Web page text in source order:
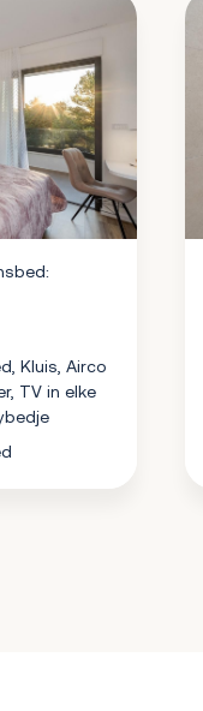
Kluis, Airco
TV in elke